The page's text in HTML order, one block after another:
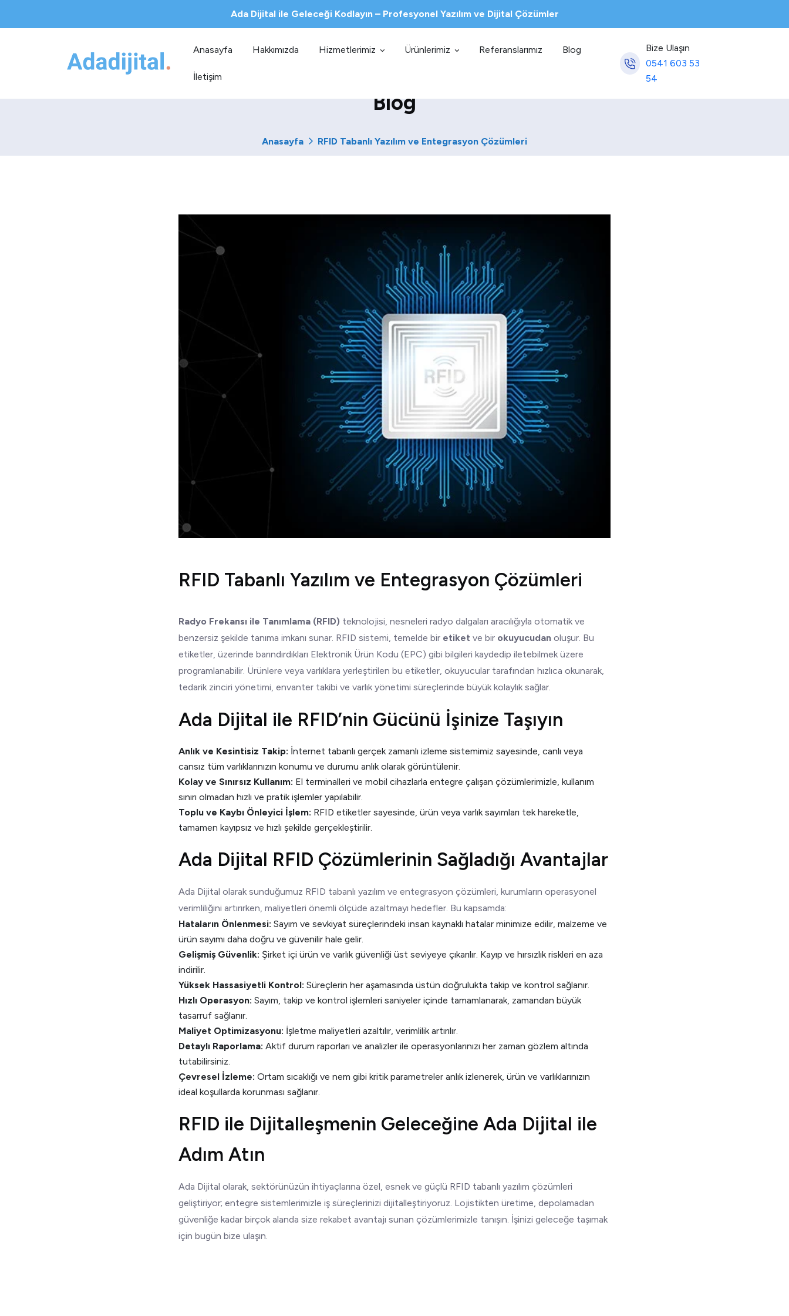
Ada Dijital ile Geleceği Kodlayın – Profesyonel Yazılım ve Dijital Çözümler
Anasayfa Hakkımızda Hizmetlerimiz Ürünlerimiz Referanslarımız Blog
İletişim
Bize Ulaşın
0541 603 53
54
Blog
Anasayfa RFID Tabanlı Yazılım ve Entegrasyon Çözümleri
RFID Tabanlı Yazılım ve Entegrasyon Çözümleri
Radyo Frekansı ile Tanımlama (RFID) teknolojisi, nesneleri radyo dalgaları aracılığıyla otomatik ve
benzersiz şekilde tanıma imkanı sunar. RFID sistemi, temelde bir etiket ve bir okuyucudan oluşur. Bu
etiketler, üzerinde barındırdıkları Elektronik Ürün Kodu (EPC) gibi bilgileri kaydedip iletebilmek üzere
programlanabilir. Ürünlere veya varlıklara yerleştirilen bu etiketler, okuyucular tarafından hızlıca okunarak,
tedarik zinciri yönetimi, envanter takibi ve varlık yönetimi süreçlerinde büyük kolaylık sağlar.
Ada Dijital ile RFID’nin Gücünü İşinize Taşıyın
Anlık ve Kesintisiz Takip: İnternet tabanlı gerçek zamanlı izleme sistemimiz sayesinde, canlı veya
cansız tüm varlıklarınızın konumu ve durumu anlık olarak görüntülenir.
Kolay ve Sınırsız Kullanım: El terminalleri ve mobil cihazlarla entegre çalışan çözümlerimizle, kullanım
sınırı olmadan hızlı ve pratik işlemler yapılabilir.
Toplu ve Kaybı Önleyici İşlem: RFID etiketler sayesinde, ürün veya varlık sayımları tek hareketle,
tamamen kayıpsız ve hızlı şekilde gerçekleştirilir.
Ada Dijital RFID Çözümlerinin Sağladığı Avantajlar
Ada Dijital olarak sunduğumuz RFID tabanlı yazılım ve entegrasyon çözümleri, kurumların operasyonel
verimliliğini artırırken, maliyetleri önemli ölçüde azaltmayı hedefler. Bu kapsamda:
Hataların Önlenmesi: Sayım ve sevkiyat süreçlerindeki insan kaynaklı hatalar minimize edilir, malzeme ve
ürün sayımı daha doğru ve güvenilir hale gelir.
Gelişmiş Güvenlik: Şirket içi ürün ve varlık güvenliği üst seviyeye çıkarılır. Kayıp ve hırsızlık riskleri en aza
indirilir.
Yüksek Hassasiyetli Kontrol: Süreçlerin her aşamasında üstün doğrulukta takip ve kontrol sağlanır.
Hızlı Operasyon: Sayım, takip ve kontrol işlemleri saniyeler içinde tamamlanarak, zamandan büyük
tasarruf sağlanır.
Maliyet Optimizasyonu: İşletme maliyetleri azaltılır, verimlilik artırılır.
Detaylı Raporlama: Aktif durum raporları ve analizler ile operasyonlarınızı her zaman gözlem altında
tutabilirsiniz.
Çevresel İzleme: Ortam sıcaklığı ve nem gibi kritik parametreler anlık izlenerek, ürün ve varlıklarınızın
ideal koşullarda korunması sağlanır.
RFID ile Dijitalleşmenin Geleceğine Ada Dijital ile
Adım Atın
Ada Dijital olarak, sektörünüzün ihtiyaçlarına özel, esnek ve güçlü RFID tabanlı yazılım çözümleri
geliştiriyor; entegre sistemlerimizle iş süreçlerinizi dijitalleştiriyoruz. Lojistikten üretime, depolamadan
güvenliğe kadar birçok alanda size rekabet avantajı sunan çözümlerimizle tanışın. İşinizi geleceğe taşımak
için bugün bize ulaşın.